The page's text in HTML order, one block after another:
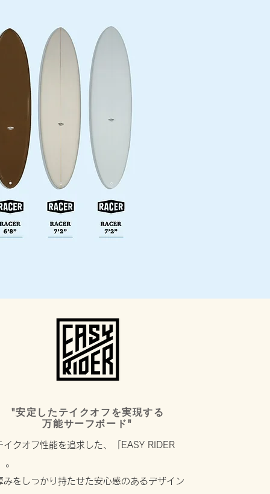
"安定したテイクオフを実現する
万能サーフボード"
イクオフ性能を追求した、「EASY RIDER
みをしっかり持たせた安心感のあるデザイン